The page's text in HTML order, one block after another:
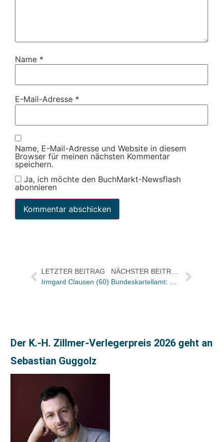
Name *
E-Mail-Adresse *
Name, E-Mail-Adresse und Website in diesem
Browser für meinen nächsten Kommentar
speichern.
Ja, ich möchte den BuchMarkt-Newsflash
abonnieren
LETZTER BEITRAG
Irmgard Clausen (60)
Der K.-H. Zillmer-Verlegerpreis 2026 geht an
Sebastian Guggolz